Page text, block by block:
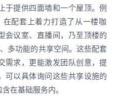
于提供四面墙和一个屋顶。例
在配套上着力打造了从一楼咖
会议室、直播间，乃至顶楼的
多功能的共享空间。这些配套
需求，更能激发团队创意，提
可以具体询问这些共享设施的
在基础服务内。